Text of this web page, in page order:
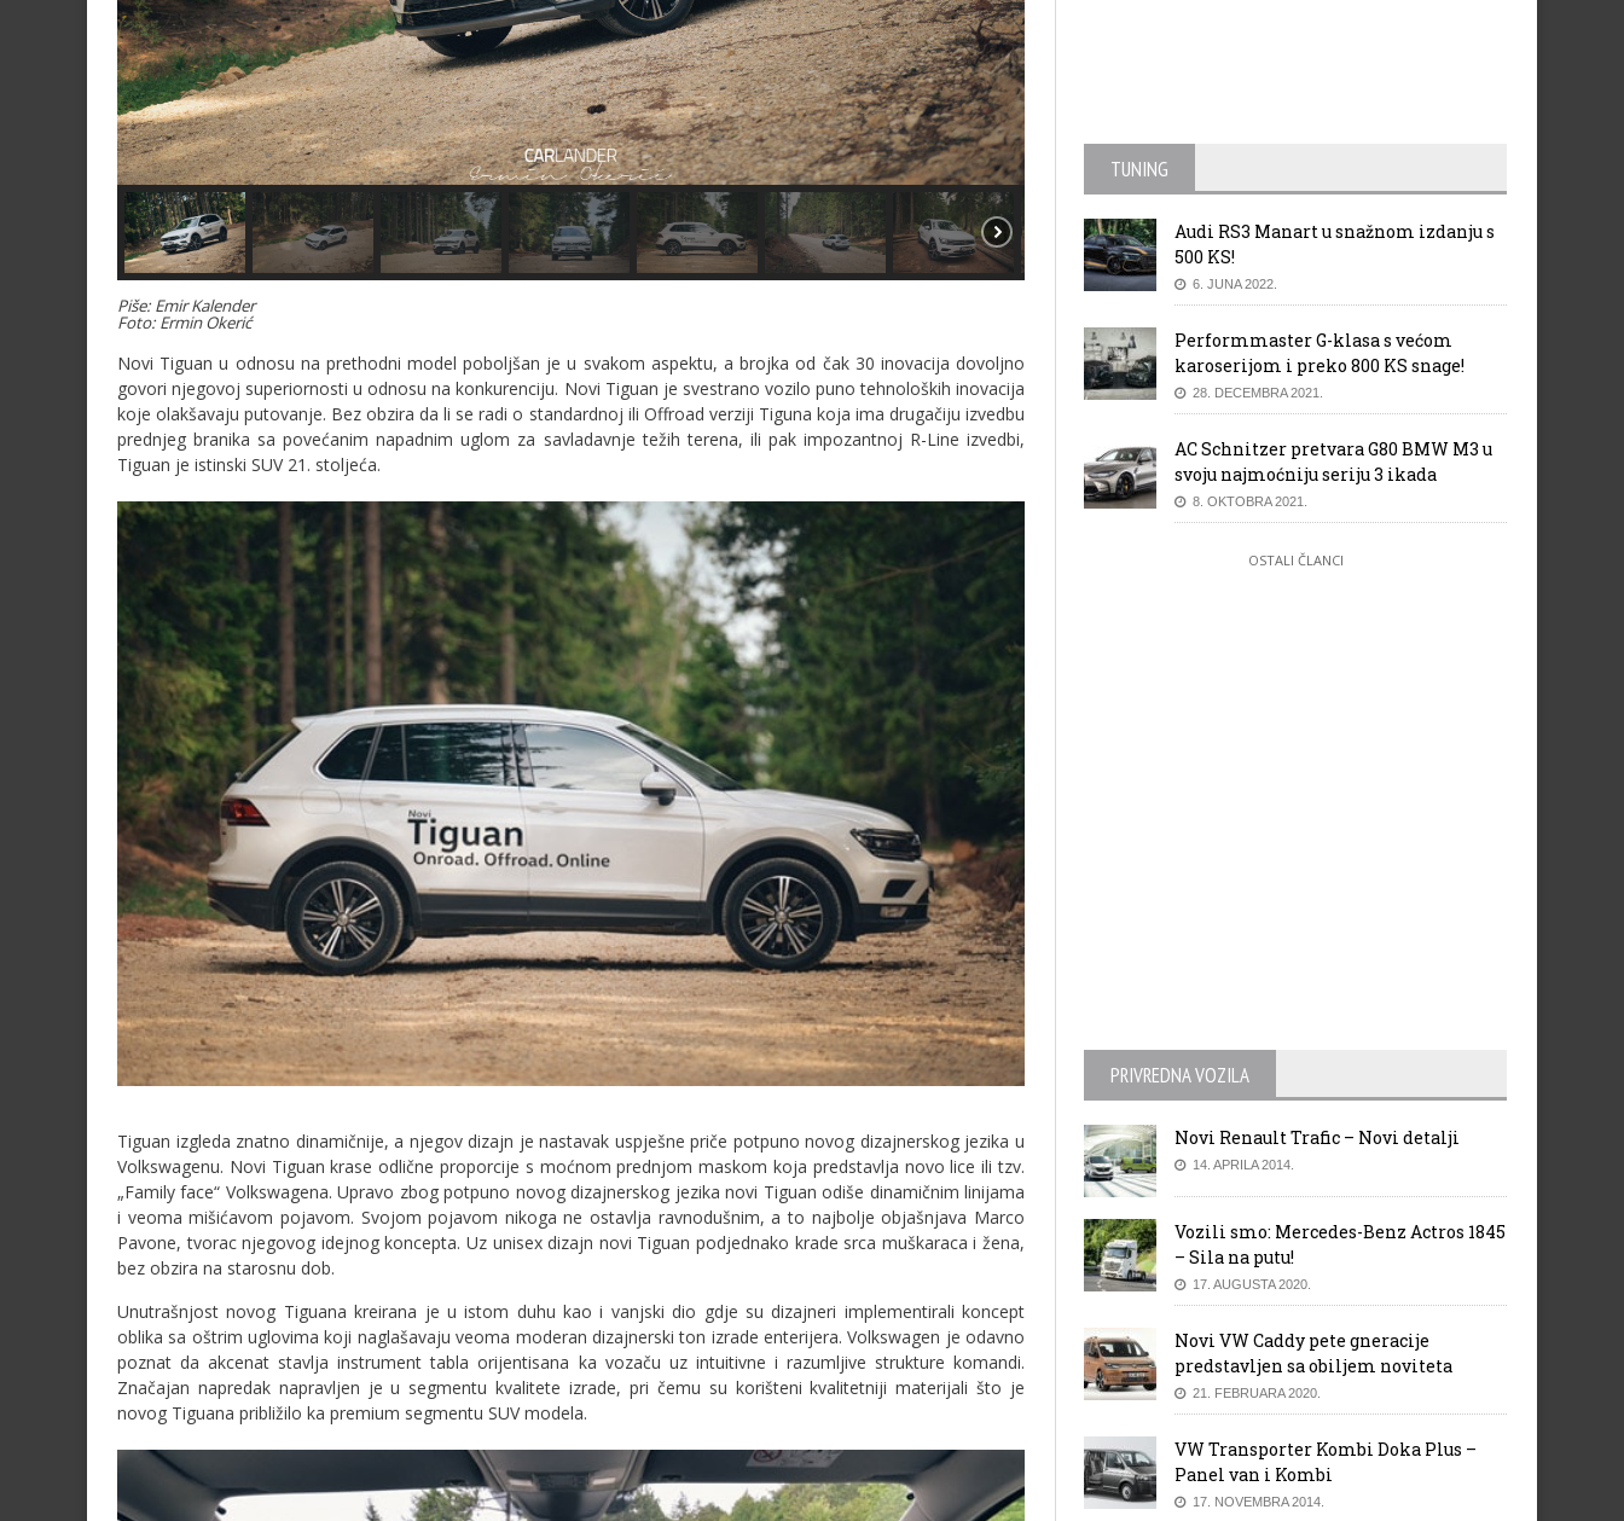
Piše: Emir Kalender
Foto: Ermin Okerić
Novi Tiguan u odnosu na prethodni model poboljšan je u svakom aspektu, a brojka od čak 30 inovacija dovoljno
govori njegovoj superiornosti u odnosu na konkurenciju. Novi Tiguan je svestrano vozilo puno tehnoloških inovacija
koje olakšavaju putovanje. Bez obzira da li se radi o standardnoj ili Offroad verziji Tiguna koja ima drugačiju izvedbu
prednjeg branika sa povećanim napadnim uglom za savladavnje težih terena, ili pak impozantnoj R-Line izvedbi,
Tiguan je istinski SUV 21. stoljeća.
Tiguan izgleda znatno dinamičnije, a njegov dizajn je nastavak uspješne priče potpuno novog dizajnerskog jezika u
Volkswagenu. Novi Tiguan krase odlične proporcije s moćnom prednjom maskom koja predstavlja novo lice ili tzv.
„Family face“ Volkswagena. Upravo zbog potpuno novog dizajnerskog jezika novi Tiguan odiše dinamičnim linijama
i veoma mišićavom pojavom. Svojom pojavom nikoga ne ostavlja ravnodušnim, a to najbolje objašnjava Marco
Pavone, tvorac njegovog idejnog koncepta. Uz unisex dizajn novi Tiguan podjednako krade srca muškaraca i žena,
bez obzira na starosnu dob.
Unutrašnjost novog Tiguana kreirana je u istom duhu kao i vanjski dio gdje su dizajneri implementirali koncept
oblika sa oštrim uglovima koji naglašavaju veoma moderan dizajnerski ton izrade enterijera. Volkswagen je odavno
poznat da akcenat stavlja instrument tabla orijentisana ka vozaču uz intuitivne i razumljive strukture komandi.
Značajan napredak napravljen je u segmentu kvalitete izrade, pri čemu su korišteni kvalitetniji materijali što je
novog Tiguana približilo ka premium segmentu SUV modela.
TUNING
Audi RS3 Manart u snažnom izdanju s
500 KS!
6. JUNA 2022.
Performmaster G-klasa s većom
karoserijom i preko 800 KS snage!
28. DECEMBRA 2021.
AC Schnitzer pretvara G80 BMW M3 u
svoju najmoćniju seriju 3 ikada
8. OKTOBRA 2021.
OSTALI ČLANCI
PRIVREDNA VOZILA
Novi Renault Trafic – Novi detalji
14. APRILA 2014.
Vozili smo: Mercedes-Benz Actros 1845
– Sila na putu!
17. AUGUSTA 2020.
Novi VW Caddy pete gneracije
predstavljen sa obiljem noviteta
21. FEBRUARA 2020.
VW Transporter Kombi Doka Plus –
Panel van i Kombi
17. NOVEMBRA 2014.